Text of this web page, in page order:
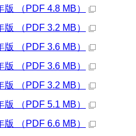
（PDF 4.8 MB）
（PDF 3.2 MB）
（PDF 3.6 MB）
（PDF 3.6 MB）
（PDF 3.2 MB）
（PDF 5.1 MB）
（PDF 6.6 MB）